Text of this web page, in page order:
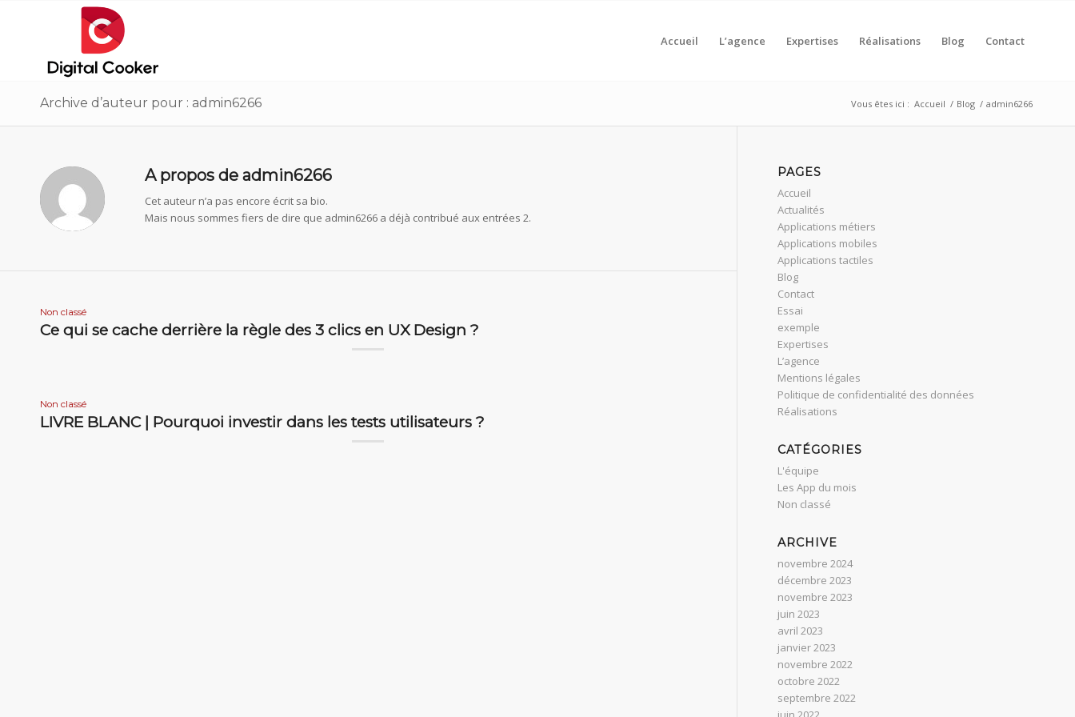
Accueil L’agence Expertises Réalisations Blog Contact
Archive d’auteur pour : admin6266 Vous êtes ici : Accueil / Blog / admin6266
A propos de admin6266
Cet auteur n’a pas encore écrit sa bio.
Mais nous sommes fiers de dire que admin6266 a déjà contribué aux entrées 2.
Non classé
Ce qui se cache derrière la règle des 3 clics en UX Design ?
Non classé
LIVRE BLANC | Pourquoi investir dans les tests utilisateurs ?
PAGES
Accueil
Actualités
Applications métiers
Applications mobiles
Applications tactiles
Blog
Contact
Essai
exemple
Expertises
L’agence
Mentions légales
Politique de confidentialité des données
Réalisations
CATÉGORIES
L'équipe
Les App du mois
Non classé
ARCHIVE
novembre 2024
décembre 2023
novembre 2023
juin 2023
avril 2023
janvier 2023
novembre 2022
octobre 2022
septembre 2022